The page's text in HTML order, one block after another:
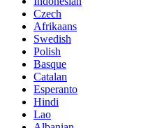
Czech
Afrikaans
Swedish
Polish
Basque
Catalan
Esperanto
Hindi
Lao